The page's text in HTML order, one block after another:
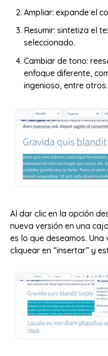
Ampliar: expande el
Resumir: sintetiza el
seleccionado.
Cambiar de tono:
enfoque diferente,
ingenioso, entre otros.
Al dar clic en la opción
nueva versión en una
es lo que deseamos.
cliquear en “insertar” y